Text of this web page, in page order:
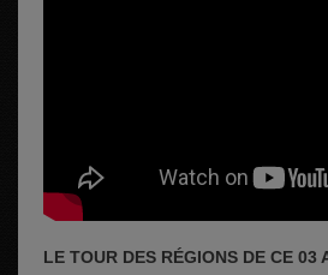
LE TOUR DES RÉGIONS DE CE 03